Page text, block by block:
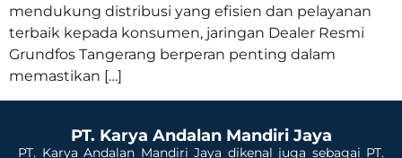
mendukung distribusi yang efisien dan pelayanan
terbaik kepada konsumen, jaringan Dealer Resmi
Grundfos Tangerang berperan penting dalam
memastikan […]
PT. Karya Andalan Mandiri Jaya
PT. Karya Andalan Mandiri Jaya dikenal juga sebagai PT.